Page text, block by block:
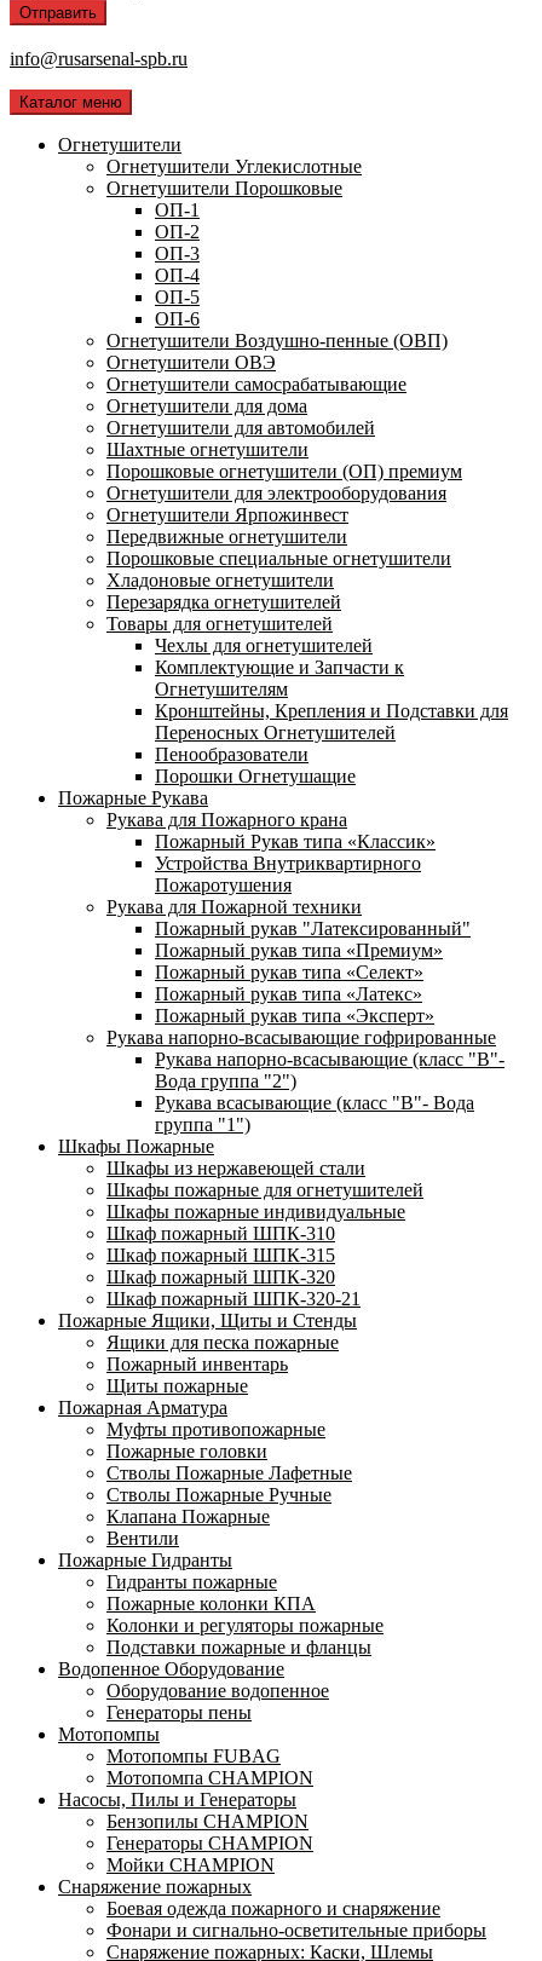
info@rusarsenal-spb.ru
Каталог меню
Огнетушители
Огнетушители Углекислотные
Огнетушители Порошковые
ОП-1
ОП-2
ОП-3
ОП-4
ОП-5
ОП-6
Огнетушители Воздушно-пенные (ОВП)
Огнетушители ОВЭ
Огнетушители самосрабатывающие
Огнетушители для дома
Огнетушители для автомобилей
Шахтные огнетушители
Порошковые огнетушители (ОП) премиум
Огнетушители для электрооборудования
Огнетушители Ярпожинвест
Передвижные огнетушители
Порошковые специальные огнетушители
Хладоновые огнетушители
Перезарядка огнетушителей
Товары для огнетушителей
Чехлы для огнетушителей
Комплектующие и Запчасти к
Огнетушителям
Кронштейны, Крепления и Подставки для
Переносных Огнетушителей
Пенообразователи
Порошки Огнетушащие
Пожарные Рукава
Рукава для Пожарного крана
Пожарный Рукав типа «Классик»
Устройства Внутриквартирного
Пожаротушения
Рукава для Пожарной техники
Пожарный рукав "Латексированный"
Пожарный рукав типа «Премиум»
Пожарный рукав типа «Селект»
Пожарный рукав типа «Латекс»
Пожарный рукав типа «Эксперт»
Рукава напорно-всасывающие гофрированные
Рукава напорно-всасывающие (класс "В"-
Вода группа "2")
Рукава всасывающие (класс "В"- Вода
группа "1")
Шкафы Пожарные
Шкафы из нержавеющей стали
Шкафы пожарные для огнетушителей
Шкафы пожарные индивидуальные
Шкаф пожарный ШПК-310
Шкаф пожарный ШПК-315
Шкаф пожарный ШПК-320
Шкаф пожарный ШПК-320-21
Пожарные Ящики, Щиты и Стенды
Ящики для песка пожарные
Пожарный инвентарь
Щиты пожарные
Пожарная Арматура
Муфты противопожарные
Пожарные головки
Стволы Пожарные Лафетные
Стволы Пожарные Ручные
Клапана Пожарные
Вентили
Пожарные Гидранты
Гидранты пожарные
Пожарные колонки КПА
Колонки и регуляторы пожарные
Подставки пожарные и фланцы
Водопенное Оборудование
Оборудование водопенное
Генераторы пены
Мотопомпы
Мотопомпы FUBAG
Мотопомпа CHAMPION
Насосы, Пилы и Генераторы
Бензопилы CHAMPION
Генераторы CHAMPION
Мойки CHAMPION
Снаряжение пожарных
Боевая одежда пожарного и снаряжение
Фонари и сигнально-осветительные приборы
Снаряжение пожарных: Каски, Шлемы